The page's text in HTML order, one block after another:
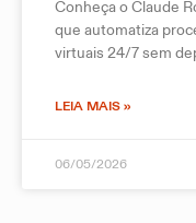
Conheça o Claude
que automatiza
virtuais 24/7 sem
LEIA MAIS »
06/05/2026